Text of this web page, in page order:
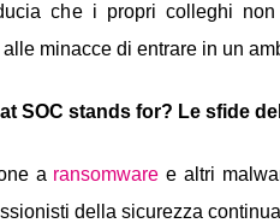
che i propri colleghi non
minacce di entrare in un
SOC stands for? Le sfide
a ransomware e altri
della sicurezza